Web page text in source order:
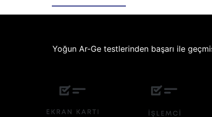
Yoğun Ar-Ge testlerinden başarı ile